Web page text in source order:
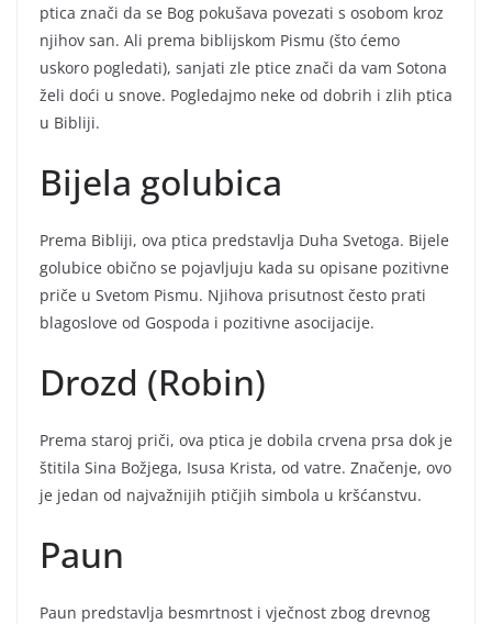
ptica znači da se Bog pokušava povezati s osobom kroz
njihov san. Ali prema biblijskom Pismu (što ćemo
uskoro pogledati), sanjati zle ptice znači da vam Sotona
želi doći u snove. Pogledajmo neke od dobrih i zlih ptica
u Bibliji.
Bijela golubica
Prema Bibliji, ova ptica predstavlja Duha Svetoga. Bijele
golubice obično se pojavljuju kada su opisane pozitivne
priče u Svetom Pismu. Njihova prisutnost često prati
blagoslove od Gospoda i pozitivne asocijacije.
Drozd (Robin)
Prema staroj priči, ova ptica je dobila crvena prsa dok je
štitila Sina Božjega, Isusa Krista, od vatre. Značenje, ovo
je jedan od najvažnijih ptičjih simbola u kršćanstvu.
Paun
Paun predstavlja besmrtnost i vječnost zbog drevnog